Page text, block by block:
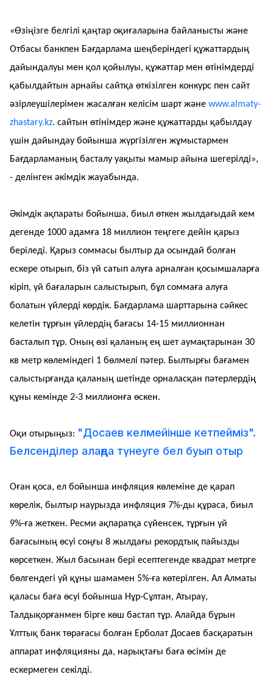
«Өзіңізге белгілі қаңтар оқиғаларына байланысты және
Отбасы банкпен Бағдарлама шеңберіндегі құжаттардың
дайындалуы мен қол қойылуы, құжаттар мен өтінімдерді
қабылдайтын арнайы сайтқа өткізілген конкурс пен сайт
әзірлеушілерімен жасалған келісім шарт және www.almaty-
zhastary.kz. сайтын өтінімдер және құжаттарды қабылдау
үшін дайындау бойынша жүргізілген жұмыстармен
Бағдарламаның басталу уақыты мамыр айына шегерілді»,
- делінген әкімдік жауабында.
Әкімдік ақпараты бойынша, биыл өткен жылдағыдай кем
дегенде 1000 адамға 18 миллион теңгеге дейін қарыз
беріледі. Қарыз соммасы былтыр да осындай болған
ескере отырып, біз үй сатып алуға арналған қосымшаларға
кіріп, үй бағаларын салыстырып, бұл соммаға алуға
болатын үйлерді көрдік. Бағдарлама шарттарына сәйкес
келетін тұрғын үйлердің бағасы 14-15 миллионнан
басталып тұр. Оның өзі қаланың ең шет аумақтарынан 30
кв метр көлеміндегі 1 бөлмелі пәтер. Былтырғы бағамен
салыстырғанда қаланың шетінде орналасқан пәтерлердің
құны кемінде 2-3 миллионға өскен.
Оқи отырыңыз: "Досаев келмейінше кетпейміз".
Белсенділер алаңда түнеуге бел буып отыр
Оған қоса, ел бойынша инфляция көлеміне де қарап
көрелік, былтыр наурызда инфляция 7%-ды құраса, биыл
9%-ға жеткен. Ресми ақпаратқа сүйенсек, тұрғын үй
бағасының өсуі соңғы 8 жылдағы рекордтық пайызды
көрсеткен. Жыл басынан бері есептегенде квадрат метрге
бөлгендегі үй құны шамамен 5%-ға көтерілген. Ал Алматы
қаласы баға өсуі бойынша Нұр-Сұлтан, Атырау,
Талдықорғанмен бірге көш бастап тұр. Алайда бұрын
Ұлттық банк төрағасы болған Ерболат Досаев басқаратын
аппарат инфляцияны да, нарықтағы баға өсімін де
ескермеген секілді.